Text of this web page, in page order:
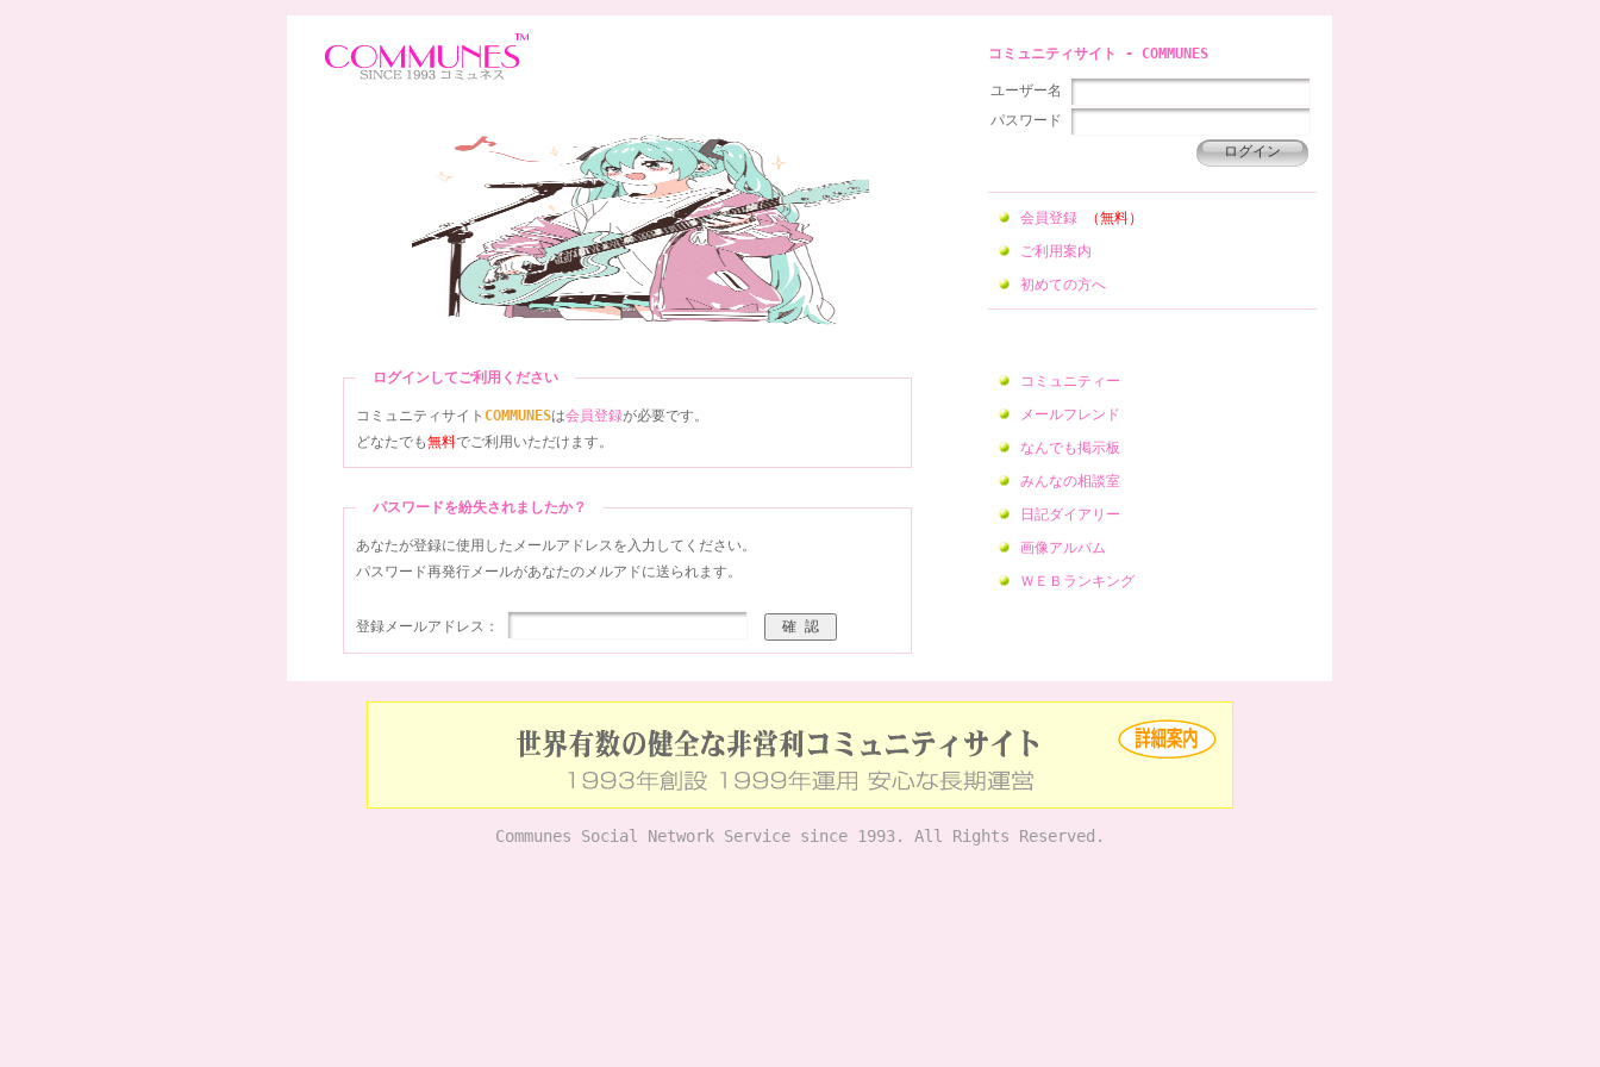
コミュニティサイト - COMMUNES
ユーザー名
パスワード
会員登録
（無料）
ご利用案内
初めての方へ
ログインしてご利用ください
コミュニティサイト COMMUNESは会員登録が必要です。
どなたでも無料でご利用いただけます。
パスワードを紛失されましたか？
あなたが登録に使用したメールアドレスを入力してください。
パスワード再発行メールがあなたのメルアドに送られます。
登録メールアドレス：
コミュニティー
メールフレンド
なんでも掲示板
みんなの相談室
日記ダイアリー
画像アルバム
ＷＥＢランキング
Communes Social Network Service since 1993. All Rights Reserved.